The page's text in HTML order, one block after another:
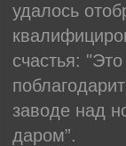
удалось
счастья:
заводе над
даром”.